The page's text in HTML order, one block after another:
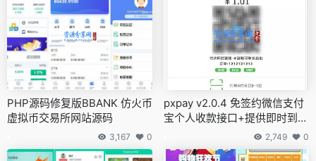
PHP源码修复版BBANK 仿火币
虚拟币交易所网站源码
3,167 0
pxpay v2.0.4 免签约微信支付
宝个人收款接口+提供即时到账
收款API接口+客户端 2,749 0